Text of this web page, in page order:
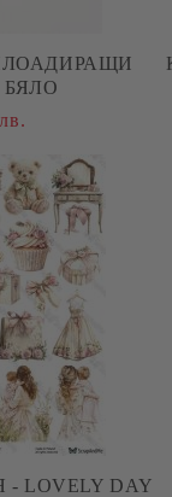
БЯЛО
LOVELY DAY